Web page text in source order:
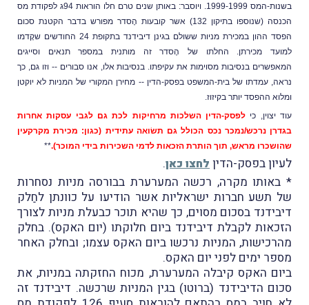
בשנות-המס 1999-1999. ויוסבר: באותן שנים טרם חלו הוראות 94ג לפקודת מס
הכנסה (שנוספו בתיקון 132) אשר קובעות הֶסדר מפורש בדבר הקטנת סכום
הפסד ההון במכירת מניות ששולם בגינן דיבידנד בתקופת 24 החודשים שקָדמו
למועד מכירתן. החלתו של הֶסדר זה מותנית במספר תנאים וסייגים
המאפשרים בנסיבות מסוימות את עקיפתו. בנסיבות אלו, אנו סבורים -- וזו גם, כך
נראה, עמדתו של בית-המשפט בפסק-הדין -- מחירן המקורי של המניות לא יוקטן
ומלוא ההפסד יותר בקיזוז.
עוד יצוין, כי לפסק-הדין השלכות מרחיקות לכת גם לגבי עסקות אחרות
בגדרן נרכש/נמכר נכס הכולל גם תשׂואה עתידית (כגון: מכירת מקרקעין
שהושכרו מראש, תוך הותרת הזכאות לדמי השכירות בידי המוכר).**
לעיון בפסק-הדיןלחצו כאן.
* באותו מקרה, רכשה המערערת בבורסה מניות נסחרות
של תשע חברות ישראליות אשר הודיעו על כוונתן לחַלק
דיבידנד בסכום מסוים, כך שהיא תוכר כבעלת מניות לצורך
הזכאות לקבלת דיבידנד ביום חלוקתו (יום האקס). בחלק
מהרכישות, המניות נרכשו ביום האקס עצמו; ובחלק האחר
מספר ימים לפני יום האקס.
ביום האקס קיבלה המערערת, מכוח החזקתה במניות, את
סכום הדיבידנד (ברוטו) בגין המניות שרכשה. דיבידנד זה